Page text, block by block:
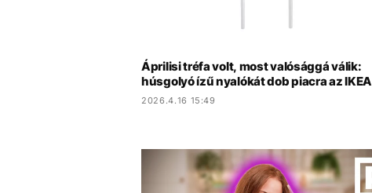
Áprilisi tréfa volt, most valósággá válik:
húsgolyó ízű nyalókát dob piacra az IKEA
2026.4.16 15:49